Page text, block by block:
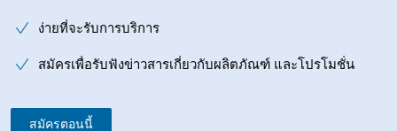
ง่ายที่จะรับการบริการ
สมัครเพื่อรับฟังข่าวสารเกี่ยวกับผลิตภัณฑ์ และโปรโมชั่น
สมัครตอนนี้